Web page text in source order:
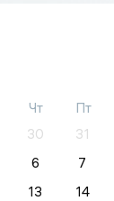
Чт Пт
30 31
6 7
13 14